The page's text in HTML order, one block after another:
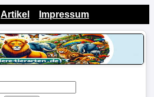
Artikel Impressum